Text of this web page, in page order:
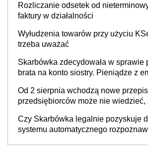
Rozliczanie odsetek od
faktury w działalności
Wyłudzenia towarów przy użyciu
trzeba uważać
Skarbówka zdecydowała w sprawie
brata na konto siostry. Pieniądze z
będzie
Od 2 sierpnia wchodzą nowe
przedsiębiorców może nie wiedzieć,
Czy Skarbówka legalnie pozyskuje
systemu automatycznego